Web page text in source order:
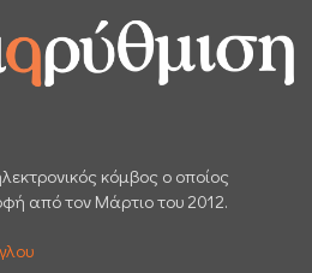
κόμβος ο οποίος
από τον Μάρτιο του 2012.